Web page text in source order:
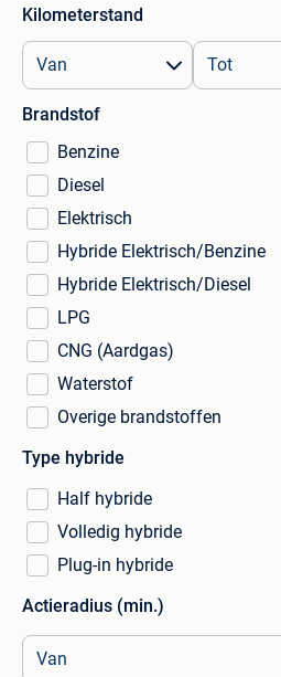
Kilometerstand
Brandstof
Benzine
Diesel
Elektrisch
Hybride Elektrisch/Benzine
Hybride Elektrisch/Diesel
LPG
CNG (Aardgas)
Waterstof
Overige brandstoffen
Type hybride
Half hybride
Volledig hybride
Plug-in hybride
Actieradius (min.)